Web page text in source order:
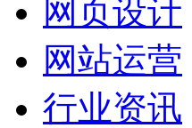
网页设计
网站运营
行业资讯